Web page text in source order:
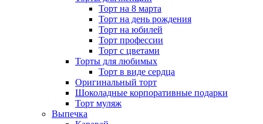
Торт на 8 марта
Торт на день рождения
Торт на юбилей
Торт профессии
Торт с цветами
Торты для любимых
Торт в виде сердца
Оригинальный торт
Шоколадные корпоративные подарки
Торт муляж
Выпечка